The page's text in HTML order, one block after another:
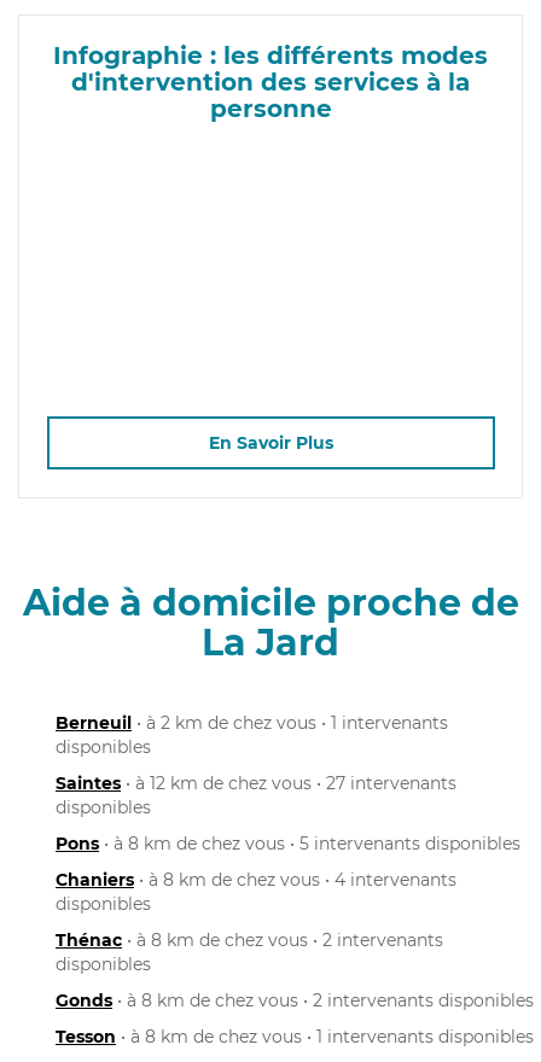
Infographie : les différents modes
d'intervention des services à la
personne
En Savoir Plus
Aide à domicile proche de
La Jard
Berneuil • à 2 km de chez vous • 1 intervenants
disponibles
Saintes • à 12 km de chez vous • 27 intervenants
disponibles
Pons • à 8 km de chez vous • 5 intervenants disponibles
Chaniers • à 8 km de chez vous • 4 intervenants
disponibles
Thénac • à 8 km de chez vous • 2 intervenants
disponibles
Gonds • à 8 km de chez vous • 2 intervenants disponibles
Tesson • à 8 km de chez vous • 1 intervenants disponibles